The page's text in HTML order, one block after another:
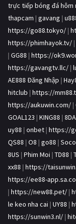
trực tiếp bóng đá hôm
thapcam | gavang |
https://go88.tokyo/ |
https://phimhayok.tv/ |
| GG88 | https://
https://gavangtv.llc/ |
AE888 Đăng Nhập |
hitclub | https://
https://aukuwin.com/ |
GOAL123 | KING88 |
uy88 | onbet | https://
QS88 | O8 | go88 |
8US | Phim Moi | TD88 |
xx88 | https://
https://ee88-
| https://new88.pet/ |
le keo nha cai | UY88 |
https://sunwin3.nl/ |